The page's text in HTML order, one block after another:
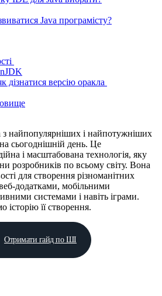
Java програмісту?
дізнатися версію оракла
найпопулярніших і найпотужніших
сьогоднішній день. Це
і масштабована технологія, яку
розробників по всьому світу. Вона
для створення різноманітних
додатками, мобільними
системами і навіть іграми.
її створення.
Отримати гайд по ШІ